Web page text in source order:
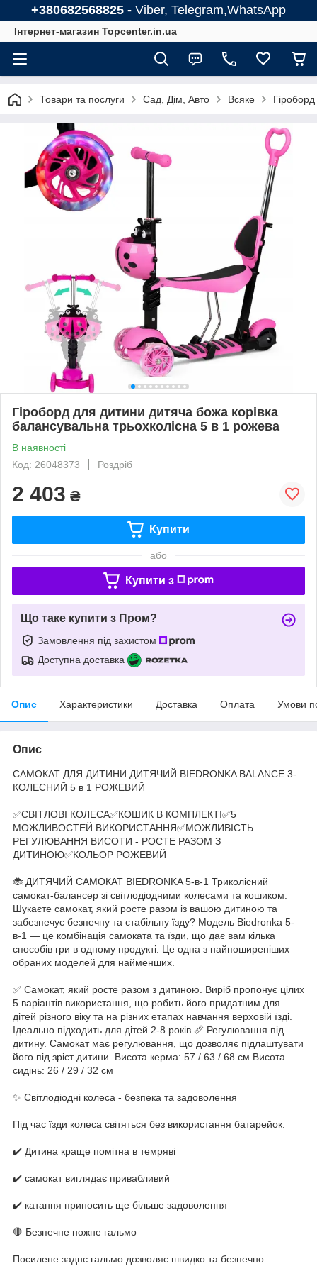
+380682568825 - Viber, Telegram,WhatsApp
Інтернет-магазин Topcenter.in.ua
Товари та послуги Сад, Дім, Авто Всяке
Гіроборд для дитини дитяча божа корівка
балансувальна трьохколісна 5 в 1 рожева
В наявності
Код: 26048373
Роздріб
2 403 ₴
Купити
або
Купити з
Що таке купити з Пром?
Замовлення під захистом
Доступна доставка
Опис Характеристики Доставка Оплата Умови
Опис
САМОКАТ ДЛЯ ДИТИНИ ДИТЯЧИЙ BIEDRONKA BALANCE 3-
КОЛЕСНИЙ 5 в 1 РОЖЕВИЙ
✅СВІТЛОВІ КОЛЕСА✅КОШИК В КОМПЛЕКТІ✅5
МОЖЛИВОСТЕЙ ВИКОРИСТАННЯ✅МОЖЛИВІСТЬ
РЕГУЛЮВАННЯ ВИСОТИ - РОСТЕ РАЗОМ З
ДИТИНОЮ✅КОЛЬОР РОЖЕВИЙ
🐞 ДИТЯЧИЙ САМОКАТ BIEDRONKA 5-в-1 Триколісний
самокат-балансер зі світлодіодними колесами та кошиком.
Шукаєте самокат, який росте разом із вашою дитиною та
забезпечує безпечну та стабільну їзду? Модель Biedronka 5-
в-1 — це комбінація самоката та їзди, що дає вам кілька
способів гри в одному продукті. Це одна з найпоширеніших
обраних моделей для найменших.
✅ Самокат, який росте разом з дитиною. Виріб пропонує цілих
5 варіантів використання, що робить його придатним для
дітей різного віку та на різних етапах навчання верховій їзді.
Ідеально підходить для дітей 2-8 років.📏 Регулювання під
дитину. Самокат має регулювання, що дозволяє підлаштувати
його під зріст дитини. Висота керма: 57 / 63 / 68 см Висота
сидінь: 26 / 29 / 32 см
✨ Світлодіодні колеса - безпека та задоволення
Під час їзди колеса світяться без використання батарейок.
✔️ Дитина краще помітна в темряві
✔️ самокат виглядає привабливий
✔️ катання приносить ще більше задоволення
🛑 Безпечне ножне гальмо
Посилене заднє гальмо дозволяє швидко та безпечно